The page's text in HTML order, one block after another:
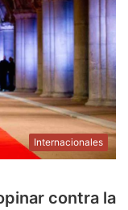
Internacionales
contra la